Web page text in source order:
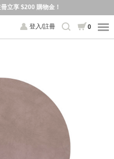
立享 $200 購物金！
登入/註冊 0